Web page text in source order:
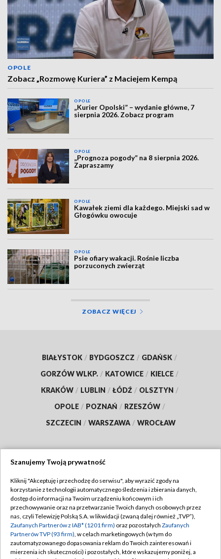
OPOLE
Zobacz „Rozmowę Kuriera” z Maciejem Kempą
OPOLE
„Kurier Opolski” – wydanie główne, 7
sierpnia 2026. Zobacz program
OPOLE
„Prognoza pogody” na 8 sierpnia 2026.
Zapraszamy
OPOLE
Kawałek ziemi dla każdego. Miejski sad w
Głogówku owocuje
OPOLE
Psie ofiary wakacji. Rośnie liczba
porzuconych zwierząt
ZOBACZ WIĘCEJ
BIAŁYSTOK / BYDGOSZCZ / GDAŃSK /
GORZÓW WLKP. / KATOWICE / KIELCE /
KRAKÓW / LUBLIN / ŁÓDŹ / OLSZTYN /
OPOLE / POZNAŃ / RZESZÓW /
SZCZECIN / WARSZAWA / WROCŁAW
TVP
Abonament TVP
Emisja w TVP
Centrum informacji TVP
Naziemna Telewizja Cyfrowa
Regulamin TVP
Polityka prywatności
Moje zgody
Szanujemy Twoją prywatność
Kliknij "Akceptuję i przechodzę do serwisu", aby wyrazić zgody na
korzystanie z technologii automatycznego śledzenia i zbierania danych,
dostęp do informacji na Twoim urządzeniu końcowym i ich
przechowywanie oraz na przetwarzanie Twoich danych osobowych przez
nas, czyli Telewizję Polską S.A. w likwidacji (zwaną dalej również „TVP”),
Zaufanych Partnerów z IAB* (1201 firm) oraz pozostałych Zaufanych
Partnerów TVP (93 firm), w celach marketingowych (w tym do
zautomatyzowanego dopasowania reklam do Twoich zainteresowań i
mierzenia ich skuteczności) i pozostałych, które wskazujemy poniżej, a